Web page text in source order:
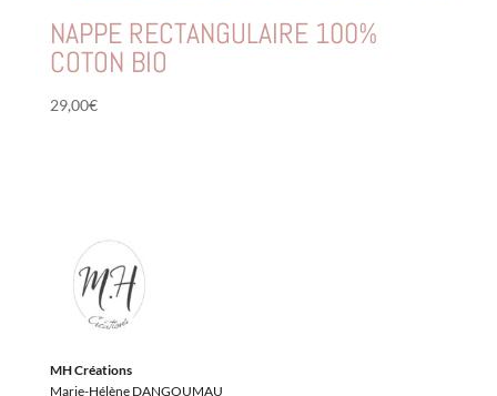
NAPPE RECTANGULAIRE 100%
COTON BIO
29,00€
MH Créations
Marie-Hélène DANGOUMAU